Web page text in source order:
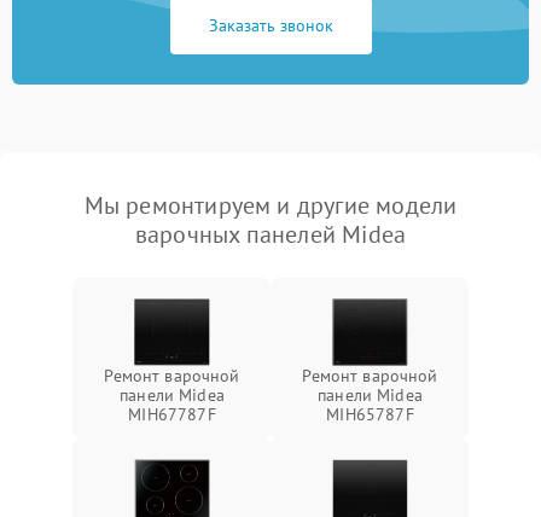
Заказать звонок
Мы ремонтируем и другие модели
варочных панелей Midea
Ремонт варочной
панели Midea
MIH67787F
Ремонт варочной
панели Midea
MIH65787F